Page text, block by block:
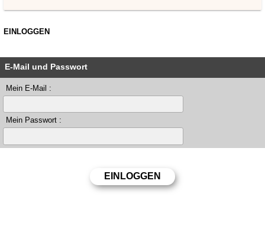
EINLOGGEN
E-Mail und Passwort
Mein E-Mail :
Mein Passwort :